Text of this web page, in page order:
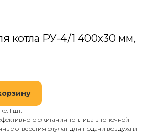
котла РУ-4/1 400х30 мм,
1 шт.
сжигания топлива в топочной
отверстия служат для подачи воздуха и